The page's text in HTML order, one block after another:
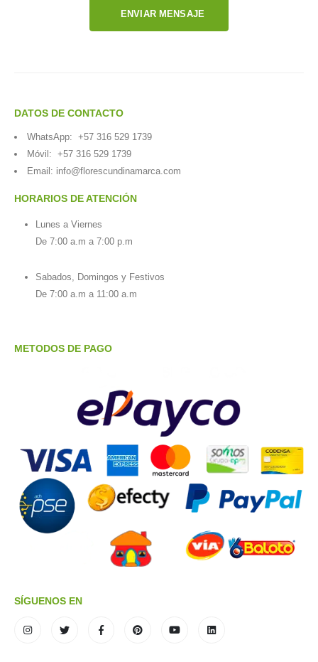
ENVIAR MENSAJE
DATOS DE CONTACTO
WhatsApp: +57 316 529 1739
Móvil: +57 316 529 1739
Email: info@florescundinamarca.com
HORARIOS DE ATENCIÓN
Lunes a Viernes
De 7:00 a.m a 7:00 p.m
Sabados, Domingos y Festivos
De 7:00 a.m a 11:00 a.m
METODOS DE PAGO
SÍGUENOS EN